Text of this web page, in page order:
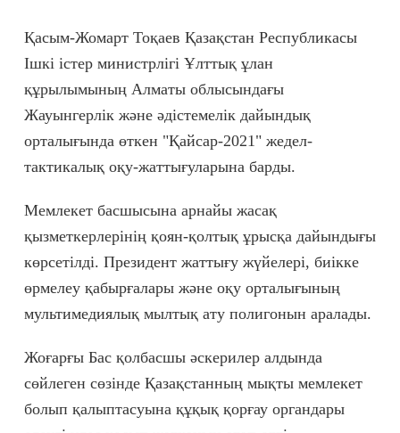
Қасым-Жомарт Тоқаев Қазақстан Республикасы
Ішкі істер министрлігі Ұлттық ұлан
құрылымының Алматы облысындағы
Жауынгерлік және әдістемелік дайындық
орталығында өткен "Қайсар-2021" жедел-
тактикалық оқу-жаттығуларына барды.
Мемлекет басшысына арнайы жасақ
қызметкерлерінің қоян-қолтық ұрысқа дайындығы
көрсетілді. Президент жаттығу жүйелері, биікке
өрмелеу қабырғалары және оқу орталығының
мультимедиялық мылтық ату полигонын аралады.
Жоғарғы Бас қолбасшы әскерилер алдында
сөйлеген сөзінде Қазақстанның мықты мемлекет
болып қалыптасуына құқық қорғау органдары